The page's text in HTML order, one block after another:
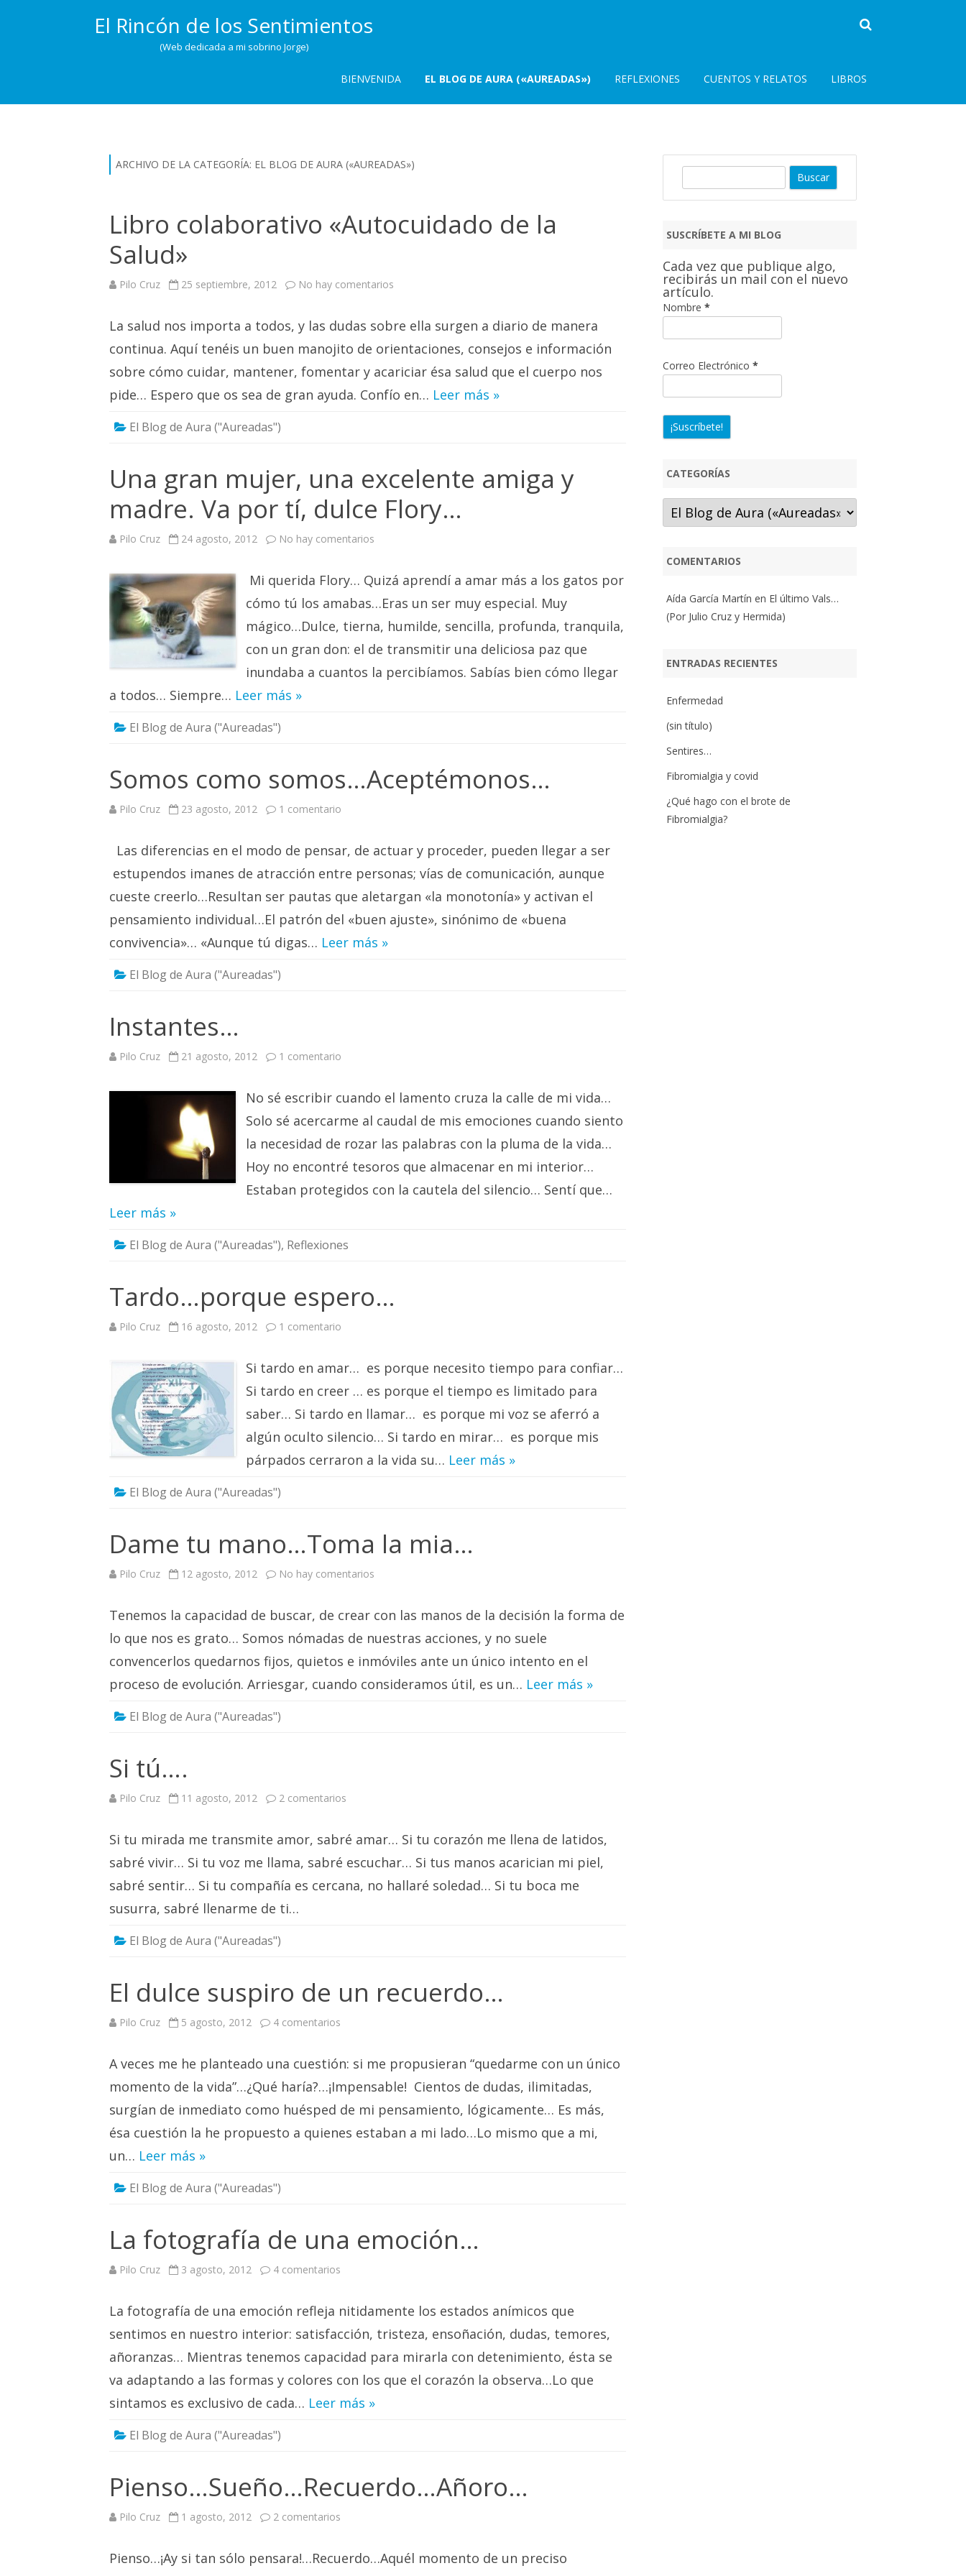
El Rincón de los Sentimientos
(Web dedicada a mi sobrino Jorge)
BIENVENIDA EL BLOG DE AURA («AUREADAS») REFLEXIONES CUENTOS Y RELATOS LIBROS
ARCHIVO DE LA CATEGORÍA: EL BLOG DE AURA («AUREADAS»)
Libro colaborativo «Autocuidado de la
Salud»
Pilo Cruz 25 septiembre, 2012 No hay comentarios
de
la
Salud»
La salud nos importa a todos, y las dudas sobre ella surgen a diario de manera
continua. Aquí tenéis un buen manojito de orientaciones, consejos e información
sobre cómo cuidar, mantener, fomentar y acariciar ésa salud que el cuerpo nos
pide… Espero que os sea de gran ayuda. Confío en… Leer más »
El Blog de Aura ("Aureadas")
Una gran mujer, una excelente amiga y
madre. Va por tí, dulce Flory…
Pilo Cruz 24 agosto, 2012 No hay comentarios
una
excelente
amiga
y
madre.
Va
tí,
dulce
Flory…
Mi querida Flory… Quizá aprendí a amar más a los gatos por
cómo tú los amabas…Eras un ser muy especial. Muy
mágico…Dulce, tierna, humilde, sencilla, profunda, tranquila,
con un gran don: el de transmitir una deliciosa paz que
inundaba a cuantos la percibíamos. Sabías bien cómo llegar
a todos… Siempre… Leer más »
El Blog de Aura ("Aureadas")
Somos como somos…Aceptémonos…
Pilo Cruz 23 agosto, 2012 1 comentario
Aceptémonos…
Las diferencias en el modo de pensar, de actuar y proceder, pueden llegar a ser
estupendos imanes de atracción entre personas; vías de comunicación, aunque
cueste creerlo…Resultan ser pautas que aletargan «la monotonía» y activan el
pensamiento individual…El patrón del «buen ajuste», sinónimo de «buena
convivencia»… «Aunque tú digas… Leer más »
El Blog de Aura ("Aureadas")
Instantes…
Pilo Cruz 21 agosto, 2012 1 comentario
No sé escribir cuando el lamento cruza la calle de mi vida…
Solo sé acercarme al caudal de mis emociones cuando siento
la necesidad de rozar las palabras con la pluma de la vida…
Hoy no encontré tesoros que almacenar en mi interior…
Estaban protegidos con la cautela del silencio… Sentí que…
Leer más »
El Blog de Aura ("Aureadas"), Reflexiones
Tardo…porque espero…
Pilo Cruz 16 agosto, 2012 1 comentario
Si tardo en amar… es porque necesito tiempo para confiar…
Si tardo en creer … es porque el tiempo es limitado para
saber… Si tardo en llamar… es porque mi voz se aferró a
algún oculto silencio… Si tardo en mirar… es porque mis
párpados cerraron a la vida su… Leer más »
El Blog de Aura ("Aureadas")
Dame tu mano…Toma la mia…
Pilo Cruz 12 agosto, 2012 No hay comentarios
Toma
la
mia…
Tenemos la capacidad de buscar, de crear con las manos de la decisión la forma de
lo que nos es grato… Somos nómadas de nuestras acciones, y no suele
convencerlos quedarnos fijos, quietos e inmóviles ante un único intento en el
proceso de evolución. Arriesgar, cuando consideramos útil, es un… Leer más »
El Blog de Aura ("Aureadas")
Si tú….
Pilo Cruz 11 agosto, 2012 2 comentarios
Si tu mirada me transmite amor, sabré amar… Si tu corazón me llena de latidos,
sabré vivir… Si tu voz me llama, sabré escuchar… Si tus manos acarician mi piel,
sabré sentir… Si tu compañía es cercana, no hallaré soledad… Si tu boca me
susurra, sabré llenarme de ti…
El Blog de Aura ("Aureadas")
El dulce suspiro de un recuerdo…
Pilo Cruz 5 agosto, 2012 4 comentarios
de
un
recuerdo…
A veces me he planteado una cuestión: si me propusieran “quedarme con un único
momento de la vida”…¿Qué haría?…¡Impensable! Cientos de dudas, ilimitadas,
surgían de inmediato como huésped de mi pensamiento, lógicamente… Es más,
ésa cuestión la he propuesto a quienes estaban a mi lado…Lo mismo que a mi,
un… Leer más »
El Blog de Aura ("Aureadas")
La fotografía de una emoción…
Pilo Cruz 3 agosto, 2012 4 comentarios
una
emoción…
La fotografía de una emoción refleja nitidamente los estados anímicos que
sentimos en nuestro interior: satisfacción, tristeza, ensoñación, dudas, temores,
añoranzas… Mientras tenemos capacidad para mirarla con detenimiento, ésta se
va adaptando a las formas y colores con los que el corazón la observa…Lo que
sintamos es exclusivo de cada… Leer más »
El Blog de Aura ("Aureadas")
Pienso…Sueño…Recuerdo…Añoro…
Pilo Cruz 1 agosto, 2012 2 comentarios
Añoro…
Pienso…¡Ay si tan sólo pensara!…Recuerdo…Aquél momento de un preciso
a
r
SUSCRÍBETE A MI BLOG
Cada vez que publique algo,
recibirás un mail con el nuevo
artículo.
Nombre *
Correo Electrónico *
CATEGORÍAS
Categorías
COMENTARIOS
Aída García Martín en El último Vals…
(Por Julio Cruz y Hermida)
ENTRADAS RECIENTES
Enfermedad
(sin título)
Sentires…
Fibromialgia y covid
¿Qué hago con el brote de
Fibromialgia?